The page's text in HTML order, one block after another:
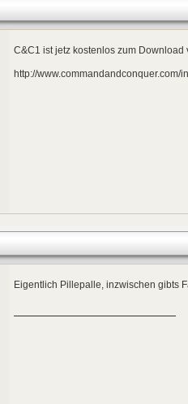
C&C1 ist jetz kostenlos zum
http://
Eigentlich Pillepalle, inzwischen gibts